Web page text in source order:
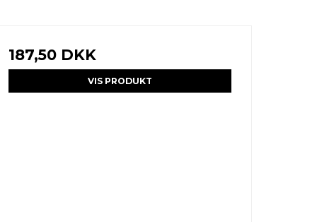
187,50 DKK
VIS PRODUKT